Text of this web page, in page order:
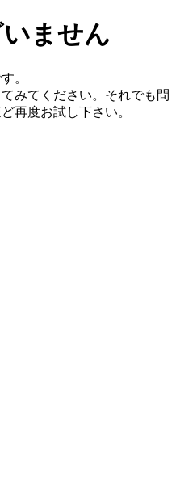
ません
。
みてください。それでも問
再度お試し下さい。